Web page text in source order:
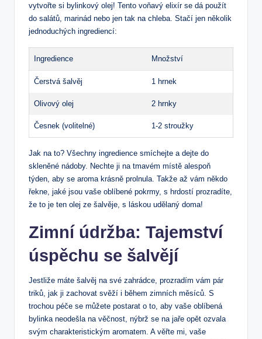
vytvořte‍ si bylinkový olej!⁣ Tento voňavý elixír se dá použít
do salátů, marinád nebo jen⁤ tak na chleba. Stačí jen několik
jednoduchých ingrediencí:
Ingredience Množství
Čerstvá šalvěj 1 ‌hrnek
Olivový olej 2 hrnky
Česnek (volitelné) 1-2 stroužky
Jak ​na‌ to? Všechny ⁣ingredience smíchejte a⁢ dejte ‌do
skleněné nádoby. Nechte ji na tmavém ‌místě alespoň
týden, ⁣aby se aroma krásně prolnula. Takže až​ vám někdo ​
řekne, jaké jsou vaše oblíbené pokrmy, s hrdostí prozradíte,
že to je ten olej ze šalvěje,⁣ s láskou ⁣udělaný ⁢doma!
Zimní údržba: Tajemství
úspěchu se šalvějí
Jestliže máte ⁣šalvěj na své zahrádce, prozradím vám pár
triků, jak ji zachovat svěží i⁢ během zimních měsíců. ⁢S
trochou péče se můžete postarat o to, ‍aby vaše oblíbená
bylinka‌ neodešla na věčnost,⁣ nýbrž ⁢se ⁣na jaře opět⁤ ozvala
⁤svým charakteristickým⁤ aromatem. ‌A ​věřte mi, ‍vaše